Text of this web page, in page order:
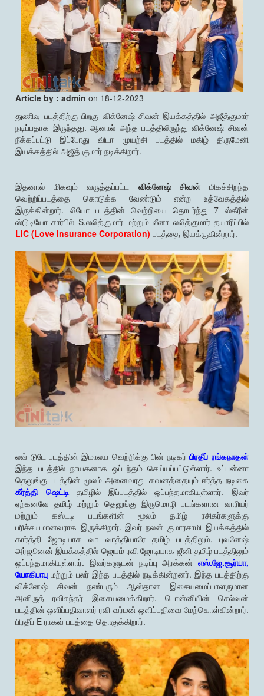
Article by : admin on 18-12-2023
துணிவு படத்திற்கு பிறகு விக்னேஷ் சிவன் இயக்கத்தில் அஜீத்குமார்
நடிப்பதாக இருந்தது. ஆனால் அந்த படத்திலிருந்து விக்னேஷ் சிவன்
நீக்கப்பட்டு இப்போது விடா முயற்சி படத்தில் மகிழ் திருமேனி
இயக்கத்தில் அஜீத் குமார் நடிக்கிறார்.
இதனால் மிகவும் வருத்தப்பட்ட விக்னேஷ் சிவன்மிகச்சிறந்த
வெற்றிப்படத்தை கொடுக்க வேண்டும் என்ற உத்வேகத்தில்
இருக்கின்றார். லியோ படத்தின் வெற்றியை தொடர்ந்து 7 ஸ்கீரீன்
ஸ்டுடியோ சார்பில் S.லலித்குமார் மற்றும் லீனா லலித்குமார் தயாரிப்பில்
LIC (Love Insurance Corporation)படத்தை இயக்குகின்றார்.
லவ் டுடே படத்தின் இமாலய வெற்றிக்கு பின் நடிகர்பிரதீப் ரங்கநாதன்
இந்த படத்தில் நாயகனாக ஒப்பந்தம் செய்யப்பட்டுள்ளார். உப்பன்னா
தெலுங்கு படத்தின் மூலம் அனைவரது கவனத்தையும் ஈர்த்த நடிகை
கீர்த்தி ஷெட்டி தமிழில் இப்படத்தில் ஒப்பந்தமாகியுள்ளார். இவர்
ஏற்கனவே தமிழ் மற்றும் தெலுங்கு இருமொழி படங்களான வாரியர்
மற்றும் கஸ்டடி படங்களின் மூலம் தமிழ் ரசிகர்களுக்கு
பரிச்சயமானவராக இருக்கிறார். இவர் நலன் குமாரசாமி இயக்கத்தில்
கார்த்தி ஜோடியாக வா வாத்தியாரே தமிழ் படத்திலும், புவனேஷ்
அர்ஜூனன் இயக்கத்தில் ஜெயம் ரவி ஜோடியாக ஜீனி தமிழ் படத்திலும்
ஒப்பந்தமாகியுள்ளார். இவர்களுடன் நடிப்பு அரக்கன் எஸ்.ஜே.சூர்யா,
யோகிபாபு மற்றும் பலர் இந்த படத்தில் நடிக்கின்றனர். இந்த படத்திற்கு
விக்னேஷ் சிவன் நண்பரும் ஆஸ்தான இசையமைப்பாளருமான
அனிருத் ரவிசந்தர் இசையமைக்கிறார். பொன்னியின் செல்வன்
படத்தின் ஒளிப்பதிவாளர் ரவி வர்மன் ஒளிப்பதிவை மேற்கொள்கின்றார்.
பிரதீப் E ராகவ் படத்தை தொகுக்கிறார்.